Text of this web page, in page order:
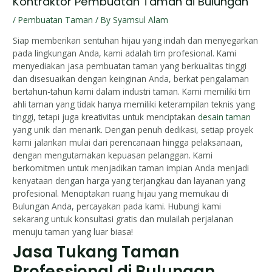
/Pembuatan Taman / BySyamsul Alam
Siap memberikan sentuhan hijau yang indah dan menyegarkan
pada lingkungan Anda, kami adalah tim profesional. Kami
menyediakan jasa pembuatan taman yang berkualitas tinggi
dan disesuaikan dengan keinginan Anda, berkat pengalaman
bertahun-tahun kami dalam industri taman. Kami memiliki tim
ahli taman yang tidak hanya memiliki keterampilan teknis yang
tinggi, tetapi juga kreativitas untuk menciptakan desain taman
yang unik dan menarik. Dengan penuh dedikasi, setiap proyek
kami jalankan mulai dari perencanaan hingga pelaksanaan,
dengan mengutamakan kepuasan pelanggan. Kami
berkomitmen untuk menjadikan taman impian Anda menjadi
kenyataan dengan harga yang terjangkau dan layanan yang
profesional. Menciptakan ruang hijau yang memukau di
Bulungan Anda, percayakan pada kami. Hubungi kami
sekarang untuk konsultasi gratis dan mulailah perjalanan
menuju taman yang luar biasa!
Jasa Tukang Taman